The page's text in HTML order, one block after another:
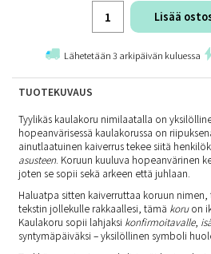
Lisää
Lähetetään 3 arkipäivän kuluessa
TUOTEKUVAUS
Tyylikäs kaulakoru nimilaatalla on
hopeanvärisessä kaulakorussa on
ainutlaatuinen kaiverrus tekee siitä
asusteen. Koruun kuuluva hopeanvärinen
joten se sopii sekä arkeen että juhlaan.
Haluatpa sitten kaiverruttaa koruun
tekstin jollekulle rakkaallesi, tämä koruon
Kaulakoru sopii lahjaksi konfirmoitavalle,
syntymäpäiväksi – yksilöllinen symboli